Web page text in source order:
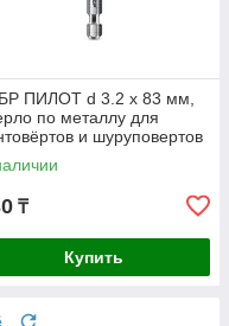
ПИЛОТ d 3.2 х 83 мм,
по металлу для
и шуруповертов
READY
₸
Купить